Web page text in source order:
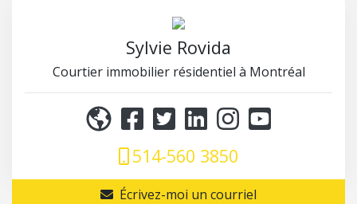
Sylvie Rovida
Courtier immobilier résidentiel à Montréal
514-560 3850
Écrivez-moi un courriel